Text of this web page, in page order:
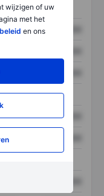
wijzigen of uw
met het
en onsXXXXXXX
XXXXXXX